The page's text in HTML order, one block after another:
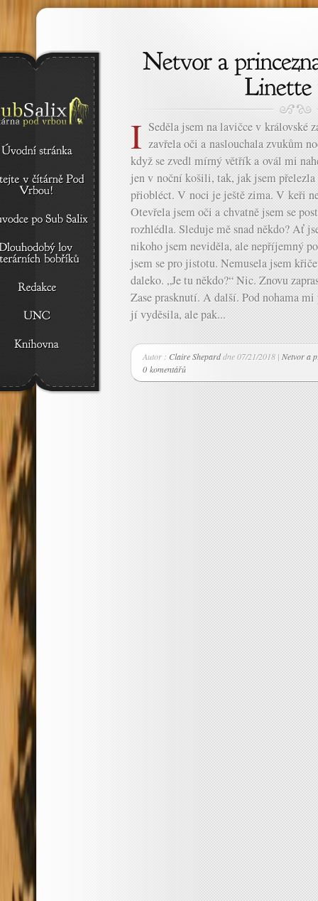
I Seděla jsem na lavičce v královské
zavřela oči a naslouchala zvukům
když se zvedl mírný větřík a ovál mi
jen v noční košili, tak, jak jsem
přiobléct. V noci je ještě zima. V keři
Otevřela jsem oči a chvatně jsem se
rozhlédla. Sleduje mě snad někdo? Ať
nikoho jsem neviděla, ale nepříjemný
jsem se pro jistotu. Nemusela jsem
daleko. „Je tu někdo?“ Nic. Znovu
Zase prasknutí. A další. Pod nohama
jí vyděsila, ale pak...
Autor : Claire Sheparddne 07/21/2018 | Netvor a
0 komentářů